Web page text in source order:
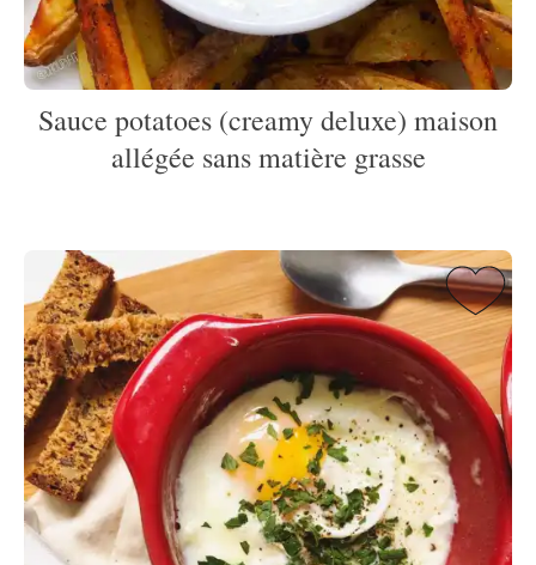
Sauce potatoes (creamy deluxe) maison
allégée sans matière grasse